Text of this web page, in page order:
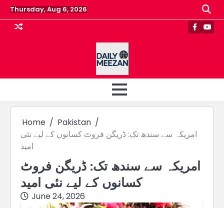
Skip
to
content
Thursday, Aug 6, 2026
Home
Pakistan
امریکہ سے سندھ تک: ڈریگن فروٹ کسانوں کے لیے نئی
امید
امریکہ سے سندھ تک: ڈریگن فروٹ
کسانوں کے لیے نئی امید
June 24, 2026